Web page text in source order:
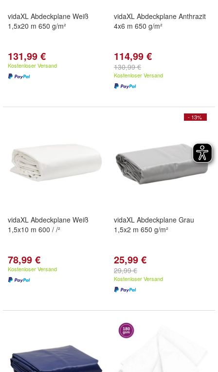
vidaXL Abdeckplane Weiß
1,5x20 m 650 g/m²
131,99 €
Kostenloser Versand
vidaXL Abdeckplane Anthrazit
4x6 m 650 g/m²
114,99 €
130,99 €
Kostenloser Versand
vidaXL Abdeckplane Weiß
1,5x10 m 600 / /²
78,99 €
Kostenloser Versand
- 13%
vidaXL Abdeckplane Grau
1,5x2 m 650 g/m²
25,99 €
29,99 €
Kostenloser Versand